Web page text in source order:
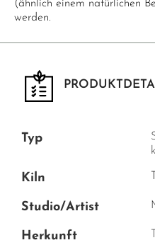
(ähnlich einem natürlichen
werden.
Typ
Kiln
Studio/Artist
Herkunft